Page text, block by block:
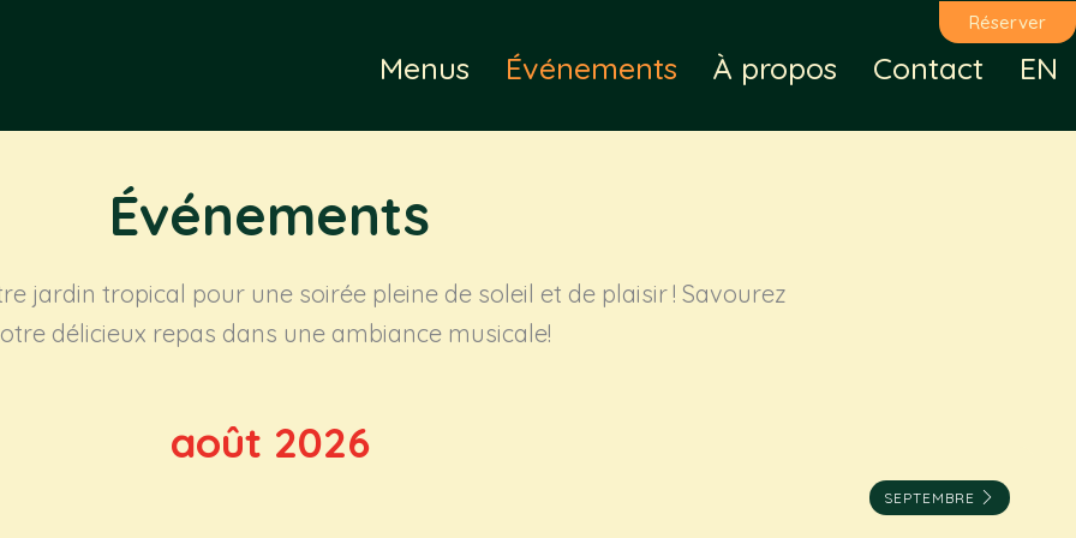
Réserver
Menus Événements À propos Contact EN
Événements
jardin tropical pour une soirée pleine de soleil et de plaisir ! Savourez
délicieux repas dans une ambiance musicale!
août 2026
SEPTEMBRE